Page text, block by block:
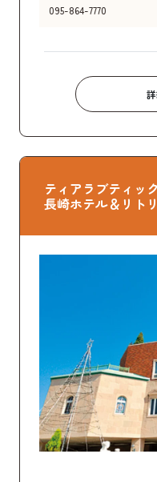
095-864-7770
ティアラブティッ
長崎ホテル＆リト